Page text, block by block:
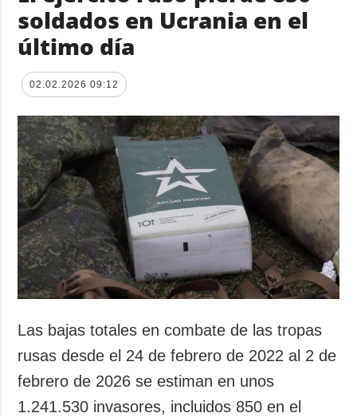
soldados en Ucrania en el
último día
02.02.2026 09:12
Las bajas totales en combate de las tropas
rusas desde el 24 de febrero de 2022 al 2 de
febrero de 2026 se estiman en unos
1.241.530 invasores, incluidos 850 en el